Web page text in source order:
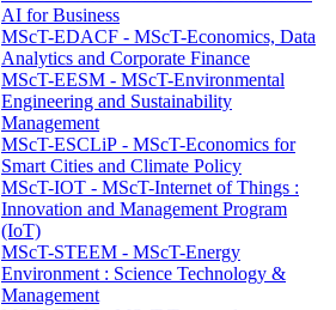
AI for Business
MScT-EDACF - MScT-Economics, Data
Analytics and Corporate Finance
MScT-EESM - MScT-Environmental
Engineering and Sustainability
Management
MScT-ESCLiP - MScT-Economics for
Smart Cities and Climate Policy
MScT-IOT - MScT-Internet of Things :
Innovation and Management Program
(IoT)
MScT-STEEM - MScT-Energy
Environment : Science Technology &
Management